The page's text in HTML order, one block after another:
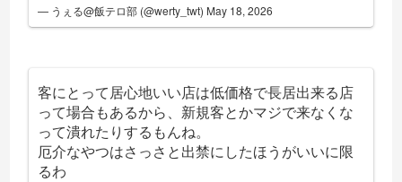
— うぇる@飯テロ部 (@werty_twt) May 18, 2026
客にとって居心地いい店は低価格で長居出来る店
って場合もあるから、新規客とかマジで来なくな
って潰れたりするもんね。
厄介なやつはさっさと出禁にしたほうがいいに限
るわ